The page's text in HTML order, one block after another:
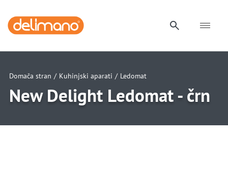
Domača stran / Kuhinjski aparati / Ledomat
New Delight Ledomat - črn